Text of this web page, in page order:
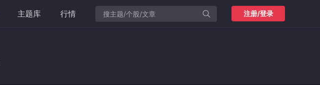
主题库 行情 注册/登录